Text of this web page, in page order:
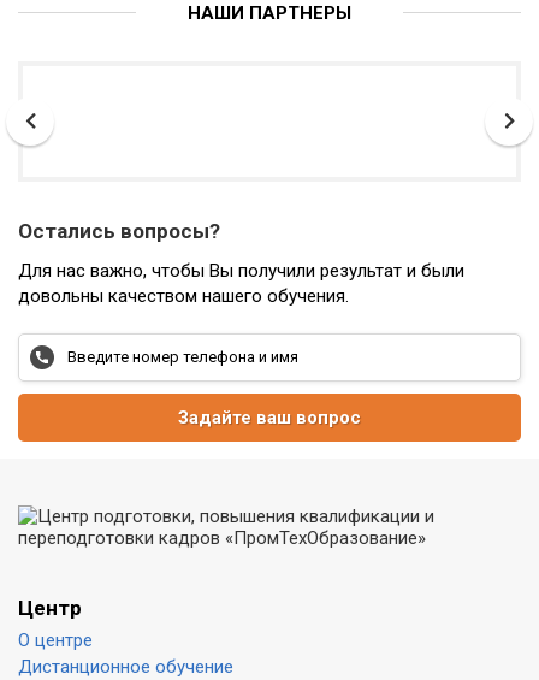
НАШИ ПАРТНЕРЫ
Остались вопросы?
Для нас важно, чтобы Вы получили результат и были
довольны качеством нашего обучения.
Задайте ваш вопрос
Центр
О центре
Дистанционное обучение